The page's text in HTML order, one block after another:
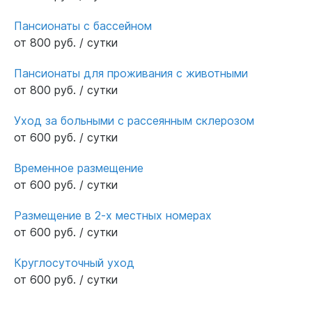
Пансионаты с бассейном
от 800 руб. / сутки
Пансионаты для проживания с животными
от 800 руб. / сутки
Уход за больными с рассеянным склерозом
от 600 руб. / сутки
Временное размещение
от 600 руб. / сутки
Размещение в 2-х местных номерах
от 600 руб. / сутки
Круглосуточный уход
от 600 руб. / сутки